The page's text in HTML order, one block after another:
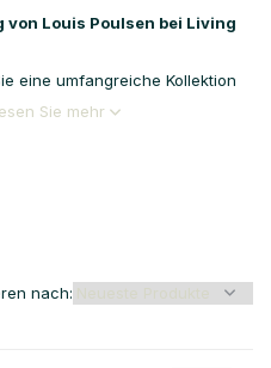
von Louis Poulsen bei Living
eine umfangreiche Kollektion
Sie mehr
nach: